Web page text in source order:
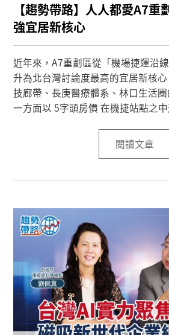
【趨勢帶路】人人都愛A7重
強宜居新核心
近年來，A7重劃區從「機場捷運沿
升為北台灣討論度最高的宜居新核
技廊帶、長庚醫療體系、林口生活
一方面以 5字頭房價 在機捷站點之
閱讀文章